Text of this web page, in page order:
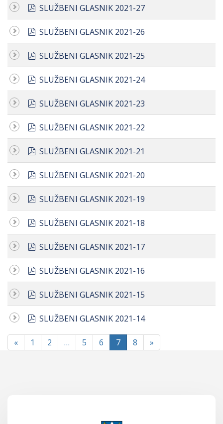
pdf
SLUŽBENI GLASNIK 2021-27
pdf
SLUŽBENI GLASNIK 2021-26
pdf
SLUŽBENI GLASNIK 2021-25
pdf
SLUŽBENI GLASNIK 2021-24
pdf
SLUŽBENI GLASNIK 2021-23
pdf
SLUŽBENI GLASNIK 2021-22
pdf
SLUŽBENI GLASNIK 2021-21
pdf
SLUŽBENI GLASNIK 2021-20
pdf
SLUŽBENI GLASNIK 2021-19
pdf
SLUŽBENI GLASNIK 2021-18
pdf
SLUŽBENI GLASNIK 2021-17
pdf
SLUŽBENI GLASNIK 2021-16
pdf
SLUŽBENI GLASNIK 2021-15
pdf
SLUŽBENI GLASNIK 2021-14
« 1 2 … 5 6 7 8 »